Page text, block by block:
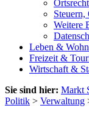
Ortsrecht
Steuern,
Weitere
Leben &
Freizeit &
Wirtschaft &
Sie sind hier: Markt
Politik > Verwaltung